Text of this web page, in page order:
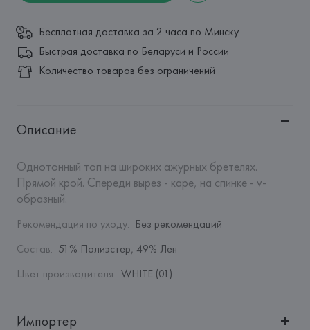
Бесплатная доставка за 2 часа по Минску
Быстрая доставка по Беларуси и России
Количество товаров без ограничений
Описание
Однотонный топ на широких ажурных бретелях.
Прямой крой. Спереди вырез - каре, на спинке - v-
образный.
Рекомендация по уходу: Без рекомендаций
Состав: 51% Полиэстер, 49% Лён
Цвет производителя: WHITE (01)
Импортер